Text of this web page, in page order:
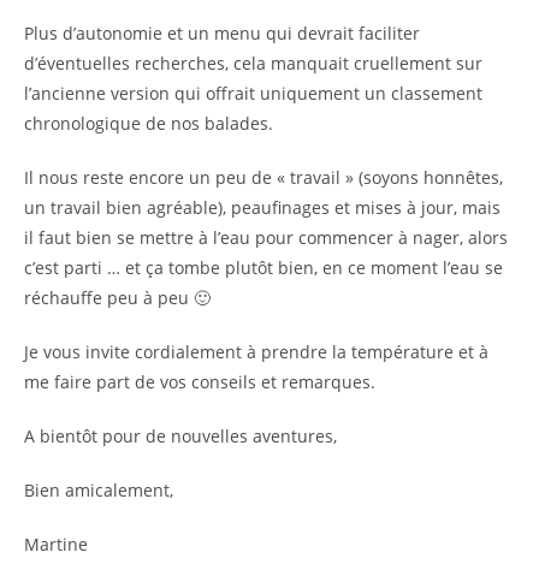
Plus d’autonomie et un menu qui devrait faciliter
d’éventuelles recherches, cela manquait cruellement sur
l’ancienne version qui offrait uniquement un classement
chronologique de nos balades.
Il nous reste encore un peu de « travail » (soyons honnêtes,
un travail bien agréable), peaufinages et mises à jour, mais
il faut bien se mettre à l’eau pour commencer à nager, alors
c’est parti … et ça tombe plutôt bien, en ce moment l’eau se
réchauffe peu à peu 🙂
Je vous invite cordialement à prendre la température et à
me faire part de vos conseils et remarques.
A bientôt pour de nouvelles aventures,
Bien amicalement,
Martine